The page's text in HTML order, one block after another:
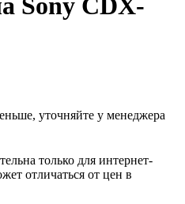
Sony CDX-
уточняйте у менеджера
только для интернет-
отличаться от цен в